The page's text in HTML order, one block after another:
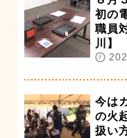
初の
職員
川】
今は
の火
扱い